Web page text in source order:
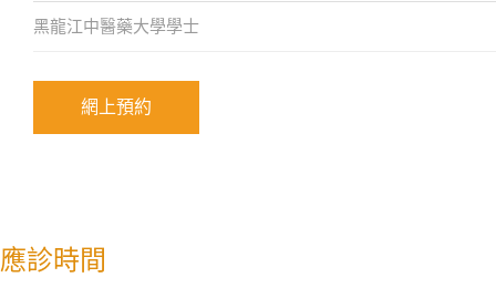
黑龍江中醫藥大學學士
網上預約
應診時間